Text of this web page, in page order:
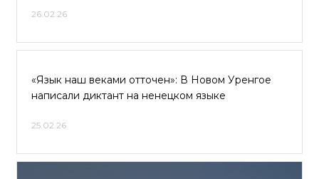
26.02.26
«Язык наш веками отточен»: В Новом Уренгое
написали диктант на ненецком языке
25.02.26